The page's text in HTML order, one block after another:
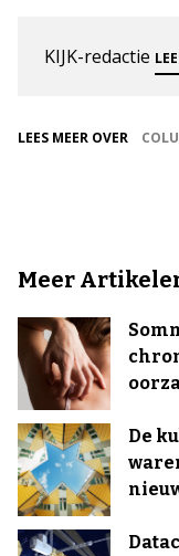
KIJK-redactie
LEES MEER OVER
Meer
De